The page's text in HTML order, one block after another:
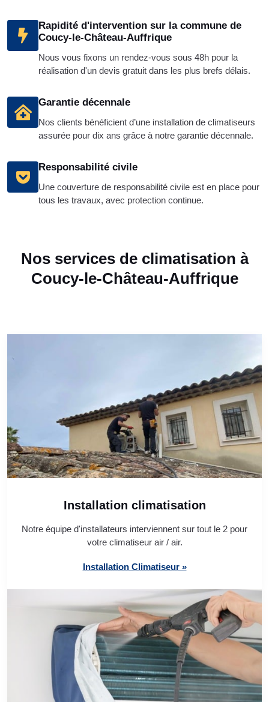
Rapidité d'intervention sur la commune de
Coucy-le-Château-Auffrique
Nous vous fixons un rendez-vous sous 48h pour la
réalisation d'un devis gratuit dans les plus brefs délais.
Garantie décennale
Nos clients bénéficient d’une installation de climatiseurs
assurée pour dix ans grâce à notre garantie décennale.
Responsabilité civile
Une couverture de responsabilité civile est en place pour
tous les travaux, avec protection continue.
Nos services de climatisation à
Coucy-le-Château-Auffrique
Installation climatisation
Notre équipe d'installateurs interviennent sur tout le 2 pour
votre climatiseur air / air.
Installation Climatiseur »